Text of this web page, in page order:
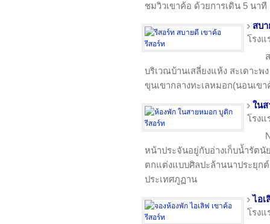
ชมวิวเขาค้อ ด้วยการเดิน 5 นาที
สบ
โรง
บริเวณบ้านเสลี่ยงแห้ง สะเดาะพ
ขุนเขากลางทะเลหมอก(นอนเข
ใน
โรง
หน้าประจันอยู่กับอ่างเก็บน้ำรัต
ตกแต่งแบบศิลปะล้านนาประยุก
ประเทศภูฏาน
ไอเ
โรง